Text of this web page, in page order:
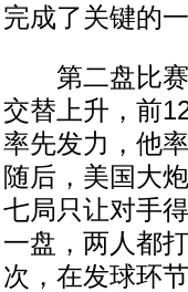
完成了关键的
第二盘比赛
交替上升，前
率先发力，他
随后，美国大
七局只让对手
一盘，两人都
次，在发球环